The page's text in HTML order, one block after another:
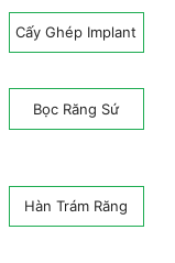
Cấy Ghép Implant
Bọc Răng Sứ
Hàn Trám Răng